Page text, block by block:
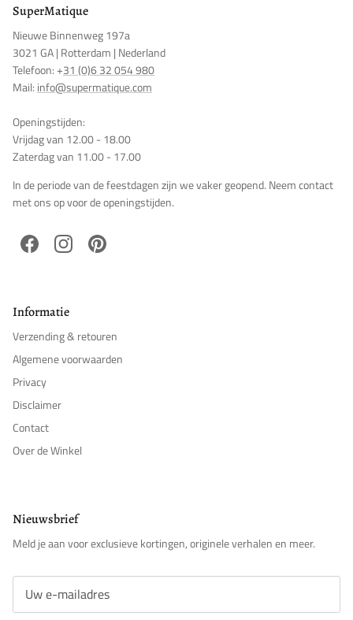
SuperMatique
Nieuwe Binnenweg 197a
3021 GA | Rotterdam | Nederland
Telefoon: +31 (0)6 32 054 980
Mail: info@supermatique.com
Openingstijden:
Vrijdag van 12.00 - 18.00
Zaterdag van 11.00 - 17.00
In de periode van de feestdagen zijn we vaker geopend. Neem contact
met ons op voor de openingstijden.
FacebookInstagramPinterest
Informatie
Verzending & retouren
Algemene voorwaarden
Privacy
Disclaimer
Contact
Over de Winkel
Nieuwsbrief
Meld je aan voor exclusieve kortingen, originele verhalen en meer.